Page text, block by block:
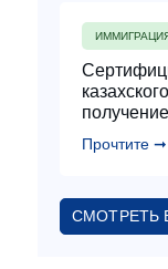
Прочтите ➞
СМОТРЕТЬ